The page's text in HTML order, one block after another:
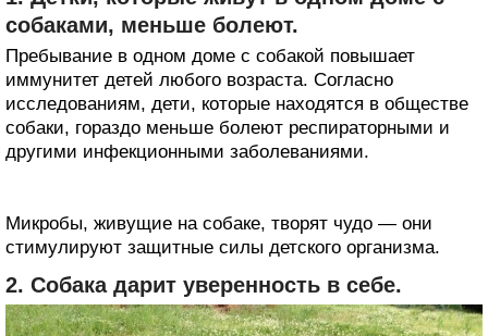
собаками, меньше болеют.
Пребывание в одном доме с собакой повышает
иммунитет детей любого возраста. Согласно
исследованиям, дети, которые находятся в обществе
собаки, гораздо меньше болеют респираторными и
другими инфекционными заболеваниями.
Микробы, живущие на собаке, творят чудо — они
стимулируют защитные силы детского организма.
2. Собака дарит уверенность в себе.